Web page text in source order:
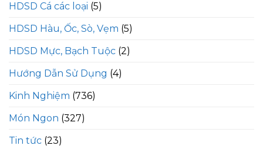
HDSD Cá các loại (5)
HDSD Hàu, Ốc, Sò, Vẹm (5)
HDSD Mực, Bạch Tuộc (2)
Hướng Dẫn Sử Dụng (4)
Kinh Nghiệm (736)
Món Ngon (327)
Tin tức (23)